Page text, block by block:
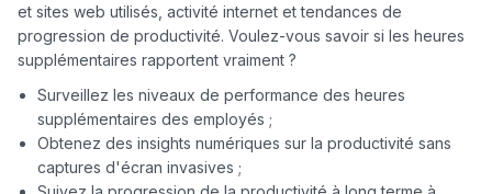
et sites web utilisés, activité internet et tendances de
progression de productivité. Voulez-vous savoir si les heures
Surveillez les niveaux de performance des heures
supplémentaires des employés ;
Obtenez des insights numériques sur la productivité sans
captures d'écran invasives ;